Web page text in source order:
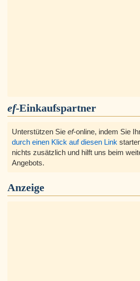
ef-Einkaufspartner
Unterstützen Sie ef-online, indem Sie
durch einen Klick auf diesen Link
nichts zusätzlich und hilft uns beim
Angebots.
Anzeige